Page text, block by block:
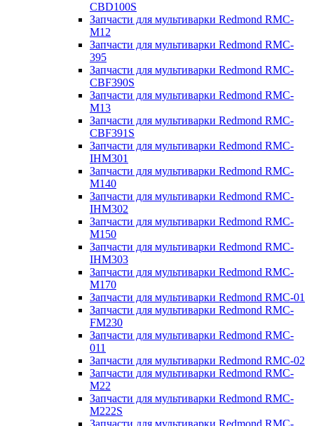
CBD100S
Запчасти для мультиварки Redmond RMC-
M12
Запчасти для мультиварки Redmond RMC-
395
Запчасти для мультиварки Redmond RMC-
CBF390S
Запчасти для мультиварки Redmond RMC-
M13
Запчасти для мультиварки Redmond RMC-
CBF391S
Запчасти для мультиварки Redmond RMC-
IHM301
Запчасти для мультиварки Redmond RMC-
M140
Запчасти для мультиварки Redmond RMC-
IHM302
Запчасти для мультиварки Redmond RMC-
M150
Запчасти для мультиварки Redmond RMC-
IHM303
Запчасти для мультиварки Redmond RMC-
M170
Запчасти для мультиварки Redmond RMC-01
Запчасти для мультиварки Redmond RMC-
FM230
Запчасти для мультиварки Redmond RMC-
011
Запчасти для мультиварки Redmond RMC-02
Запчасти для мультиварки Redmond RMC-
M22
Запчасти для мультиварки Redmond RMC-
M222S
Запчасти для мультиварки Redmond RMC-